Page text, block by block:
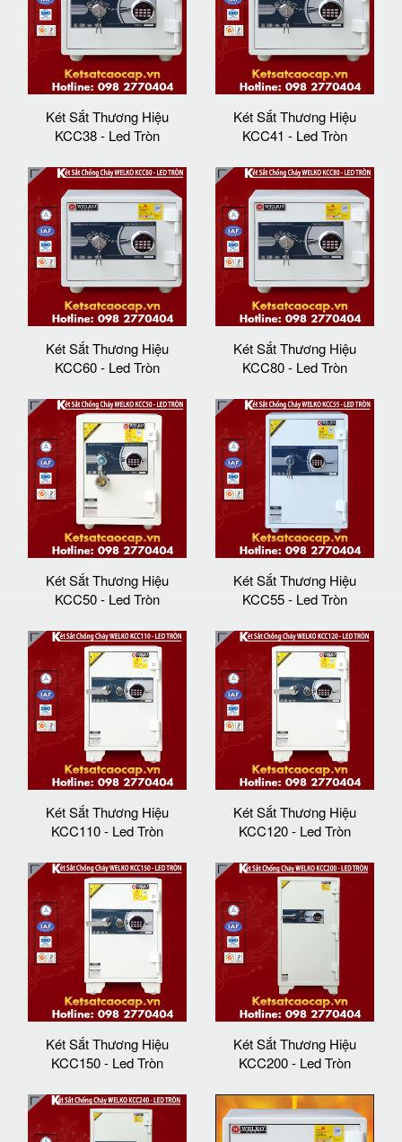
Két Sắt Thương Hiệu
KCC38 - Led Tròn
Két Sắt Thương Hiệu
KCC41 - Led Tròn
Két Sắt Thương Hiệu
KCC60 - Led Tròn
Két Sắt Thương Hiệu
KCC80 - Led Tròn
Két Sắt Thương Hiệu
KCC50 - Led Tròn
Két Sắt Thương Hiệu
KCC55 - Led Tròn
Két Sắt Thương Hiệu
KCC110 - Led Tròn
Két Sắt Thương Hiệu
KCC120 - Led Tròn
Két Sắt Thương Hiệu
KCC150 - Led Tròn
Két Sắt Thương Hiệu
KCC200 - Led Tròn